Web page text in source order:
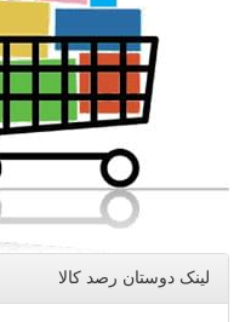
لینک دوستان رصد كالا